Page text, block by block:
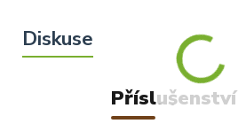
Příslušenství